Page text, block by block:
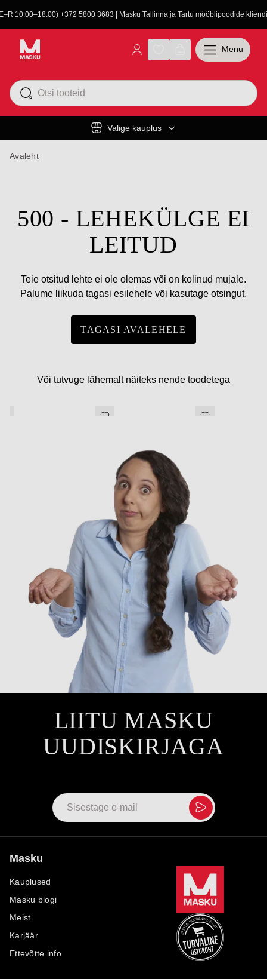
10:00–18:00) +372 5800 3683 | Masku Tallinna ja Tartu mööblipoodide
Valige kauplus
Menu
Avaleht
500 - LEHEKÜLGE EI
LEITUD
Teie otsitud lehte ei ole olemas või on kolinud mujale.
Palume liikuda tagasi esilehele või kasutage otsingut.
TAGASI AVALEHELE
Või tutvuge lähemalt näiteks nende toodetega
LIITU MASKU
UUDISKIRJAGA
Masku
Kauplused
Masku blogi
Meist
Karjäär
Ettevõtte info